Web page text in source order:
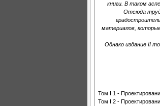
книги. В таком
Отсюда
материалов,
Однако издание II
Том I.1 -
Том I.2 -